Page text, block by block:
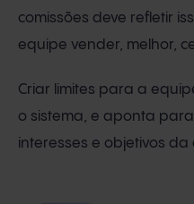
comissões deve refletir
equipe vender, melhor,
Criar limites para a
o sistema, e aponta
interesses e objetivos da